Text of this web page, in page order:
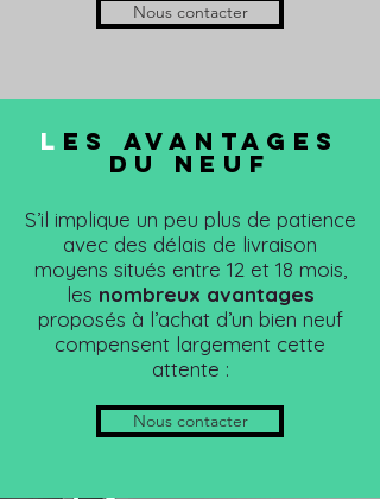
Nous contacter
L ES AVANTAGES
DU NEUF
S’il implique un peu plus de patience
avec des délais de livraison
moyens situés entre 12 et 18 mois,
les nombreux avantages
proposés à l’achat d’un bien neuf
compensent largement cette
attente :
Nous contacter